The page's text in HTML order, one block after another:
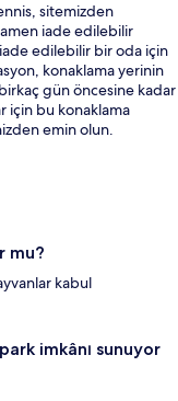
sitemizden
iade edilebilir
edilebilir bir oda için
konaklama yerinin
gün öncesine kadar
için bu konaklama
emin olun.
mu?
kabul
imkânı sunuyor